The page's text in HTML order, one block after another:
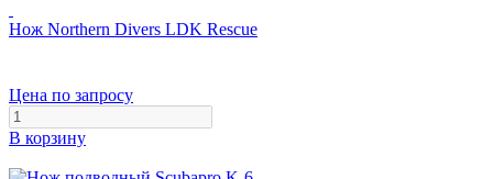
Нож Northern Divers LDK Rescue
Цена по запросу
В корзину